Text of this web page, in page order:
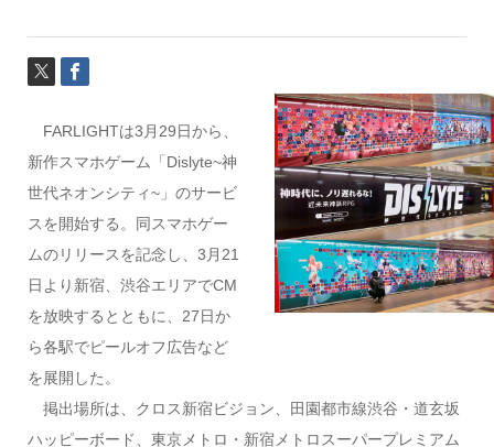
FARLIGHTは3月29日から、
新作スマホゲーム「Dislyte~神
世代ネオンシティ~」のサービ
スを開始する。同スマホゲー
ムのリリースを記念し、3月21
日より新宿、渋谷エリアでCM
を放映するとともに、27日か
ら各駅でピールオフ広告など
を展開した。
掲出場所は、 クロス新宿ビジョン、
田園都市線渋谷・道玄坂
ハッピーボード、 東京メトロ・新宿メトロスーパープレミアム